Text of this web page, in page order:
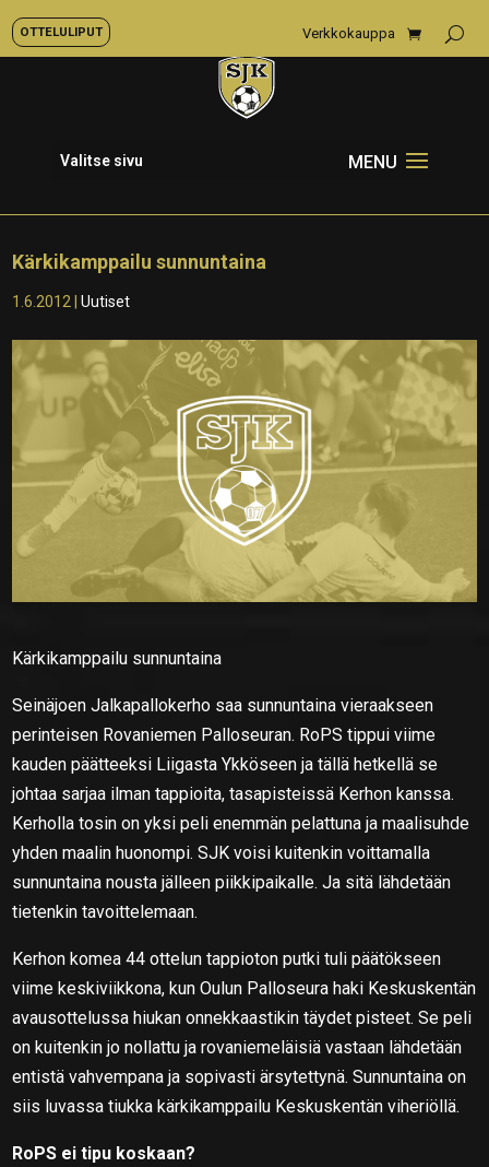
OTTELULIPUT Verkkokauppa
Valitse sivu
Kärkikamppailu sunnuntaina
1.6.2012 |Uutiset
Kärkikamppailu sunnuntaina
Seinäjoen Jalkapallokerho saa sunnuntaina vieraakseen
perinteisen Rovaniemen Palloseuran. RoPS tippui viime
kauden päätteeksi Liigasta Ykköseen ja tällä hetkellä se
johtaa sarjaa ilman tappioita, tasapisteissä Kerhon kanssa.
Kerholla tosin on yksi peli enemmän pelattuna ja maalisuhde
yhden maalin huonompi. SJK voisi kuitenkin voittamalla
sunnuntaina nousta jälleen piikkipaikalle. Ja sitä lähdetään
tietenkin tavoittelemaan.
Kerhon komea 44 ottelun tappioton putki tuli päätökseen
viime keskiviikkona, kun Oulun Palloseura haki Keskuskentän
avausottelussa hiukan onnekkaastikin täydet pisteet. Se peli
on kuitenkin jo nollattu ja rovaniemeläisiä vastaan lähdetään
entistä vahvempana ja sopivasti ärsytettynä. Sunnuntaina on
siis luvassa tiukka kärkikamppailu Keskuskentän viheriöllä.
RoPS ei tipu koskaan?